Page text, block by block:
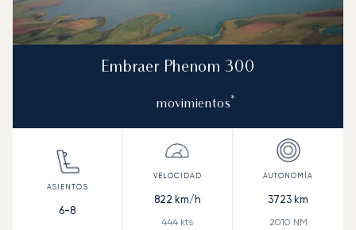
Embraer Phenom 300
movimientos*
6-8
822 km/h
444 kts
3723 km
2010 NM